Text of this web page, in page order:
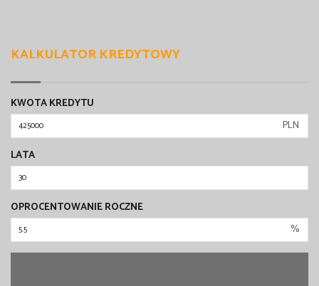
KALKULATOR KREDYTOWY
KWOTA KREDYTU
PLN
LATA
OPROCENTOWANIE ROCZNE
%